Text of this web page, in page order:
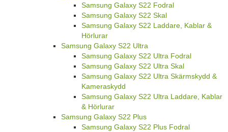
Samsung Galaxy S22 Fodral
Samsung Galaxy S22 Skal
Samsung Galaxy S22 Laddare, Kablar &
Hörlurar
Samsung Galaxy S22 Ultra
Samsung Galaxy S22 Ultra Fodral
Samsung Galaxy S22 Ultra Skal
Samsung Galaxy S22 Ultra Skärmskydd &
Kameraskydd
Samsung Galaxy S22 Ultra Laddare, Kablar
& Hörlurar
Samsung Galaxy S22 Plus
Samsung Galaxy S22 Plus Fodral